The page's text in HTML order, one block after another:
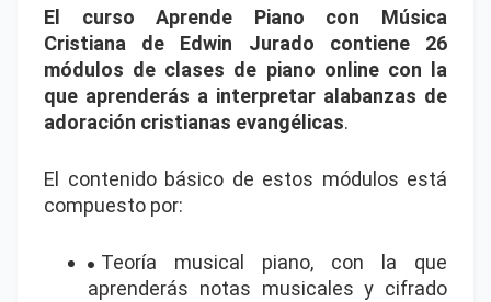
El curso Aprende Piano con Música
Cristiana de Edwin Jurado contiene 26
módulos de clases de piano online con la
que aprenderás a interpretar alabanzas de
adoración cristianas evangélicas.
El contenido básico de estos módulos está
compuesto por:
Teoría musical piano, con la que
aprenderás notas musicales y cifrado